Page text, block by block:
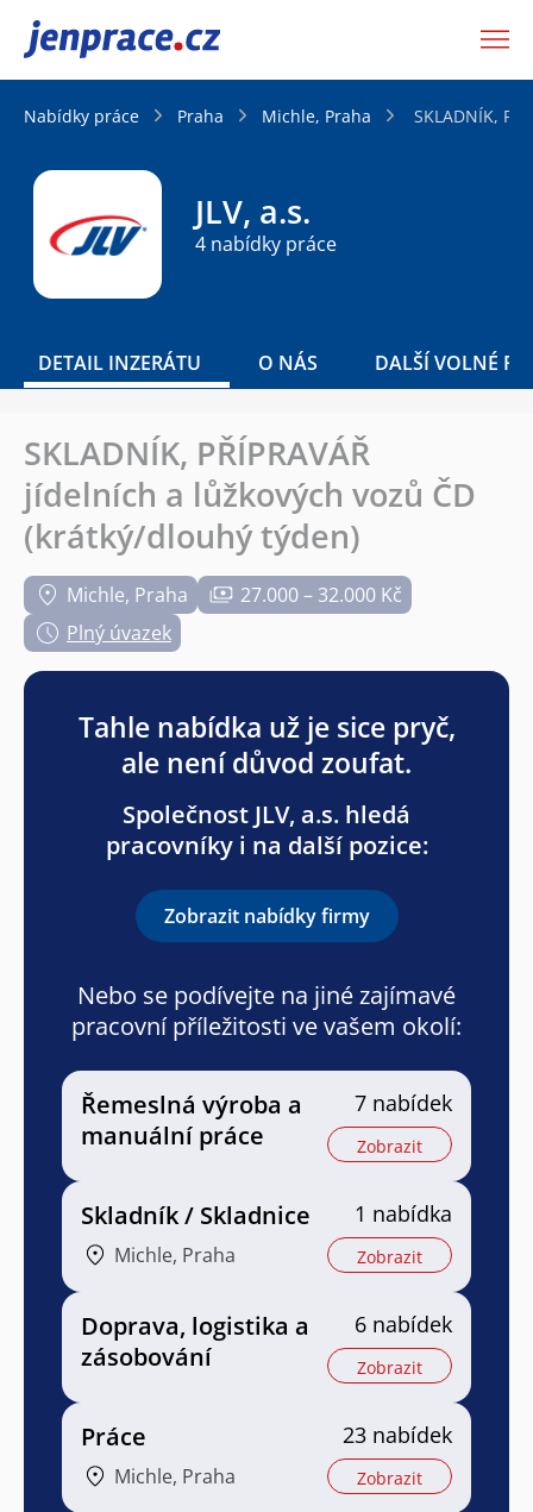
JenPráce.cz
Nabídky práce Praha Michle, Praha SKLADNÍK,
JLV, a.s.
4 nabídky práce
DETAIL INZERÁTU O NÁS DALŠÍ VOLNÉ
SKLADNÍK, PŘÍPRAVÁŘ
jídelních a lůžkových vozů ČD
(krátký/dlouhý týden)
Michle, Praha
27.000 – 32.000 Kč
Plný úvazek
Tahle nabídka už je sice pryč,
ale není důvod zoufat.
Společnost JLV, a.s. hledá
pracovníky i na další pozice:
Zobrazit nabídky firmy
Nebo se podívejte na jiné zajímavé
pracovní příležitosti ve vašem okolí:
Řemeslná výroba a
manuální práce
7 nabídek
Zobrazit
Skladník / Skladnice
Michle, Praha
1 nabídka
Zobrazit
Doprava, logistika a
zásobování
6 nabídek
Zobrazit
Práce
Michle, Praha
23 nabídek
Zobrazit